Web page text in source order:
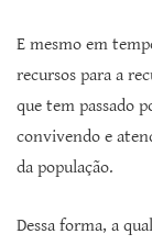
E mesmo em
recursos para a
que tem passado
convivendo e
da população.
Dessa forma, a